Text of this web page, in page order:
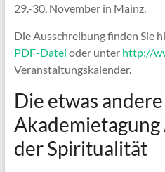
29.-30. November in Mainz.
Die Ausschreibung finden Sie
PDF-Datei oder unter http://
Veranstaltungskalender.
Die etwas
Akademietagung
der Spiritualität